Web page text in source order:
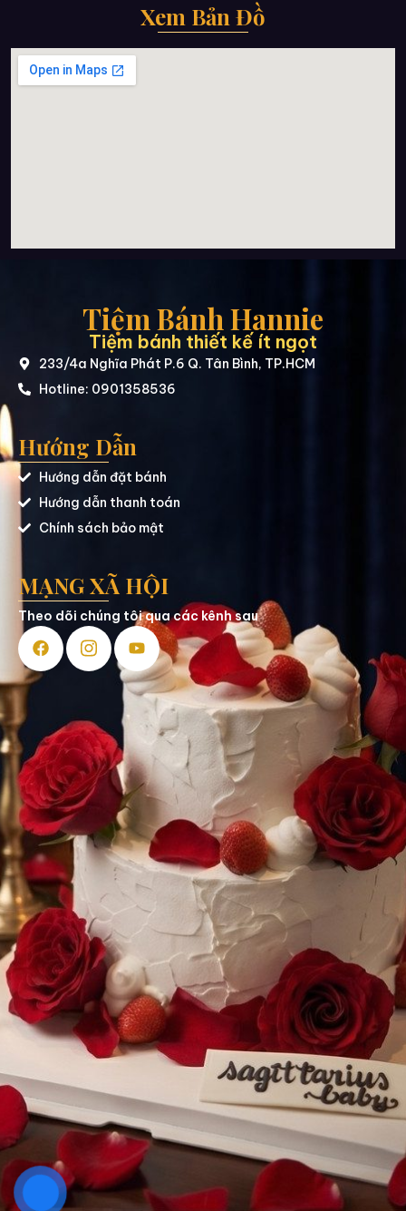
Xem Bản Đồ
Tiệm Bánh Hannie
Tiệm bánh thiết kế ít ngọt
233/4a Nghĩa Phát P.6 Q. Tân Bình, TP.HCM
Hotline: 0901358536
Hướng Dẫn
Hướng dẫn đặt bánh
Hướng dẫn thanh toán
Chính sách bảo mật
MẠNG XÃ HỘI
Theo dõi chúng tôi qua các kênh sau